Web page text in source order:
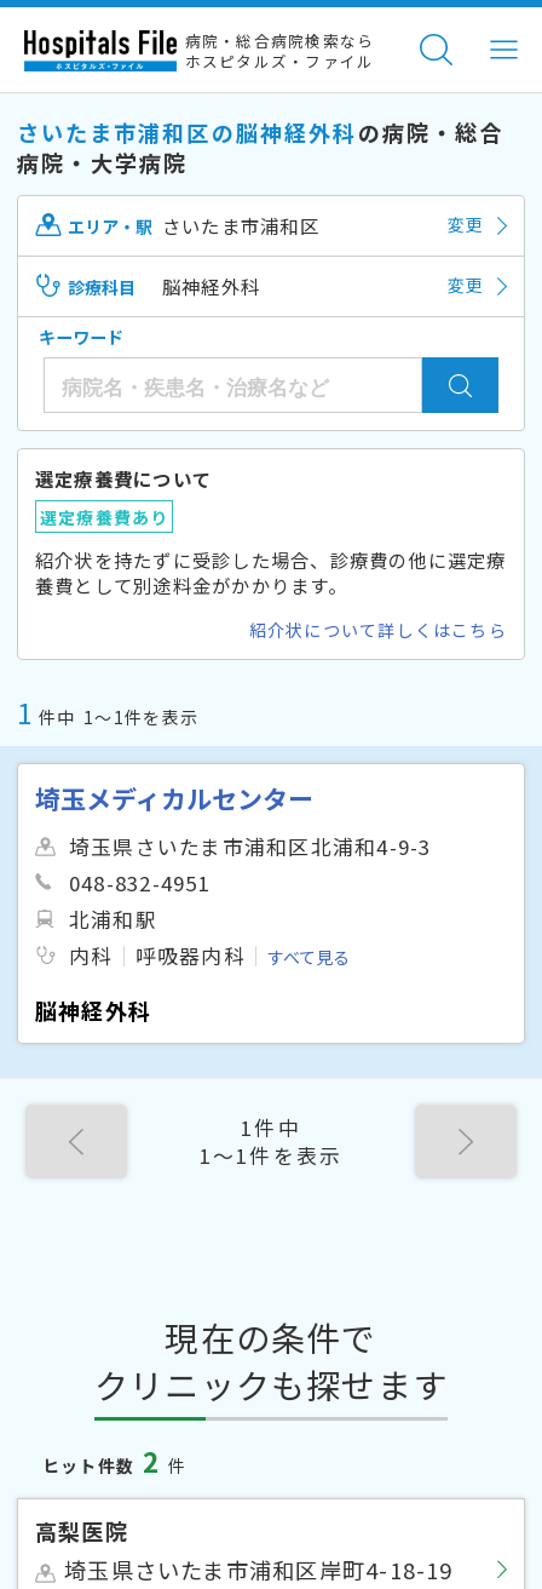
病院・総合病院検索なら
ホスピタルズ・ファイル
さいたま市浦和区の脳神経外科の病院・総合
病院・大学病院
エリア・駅 さいたま市浦和区 変更
診療科目 脳神経外科 変更
キーワード
選定療養費について
選定療養費あり
紹介状を持たずに受診した場合、診療費の他に選定療
養費として別途料金がかかります。
紹介状について詳しくはこちら
1 件中 1〜1件を表示
埼玉メディカルセンター
埼玉県さいたま市浦和区北浦和4-9-3
048-832-4951
北浦和駅
内科
呼吸器内科 すべて見る
脳神経外科
1件中
1〜1件を表示
現在の条件で
クリニックも探せます
ヒット件数 2 件
高梨医院
埼玉県さいたま市浦和区岸町4-18-19